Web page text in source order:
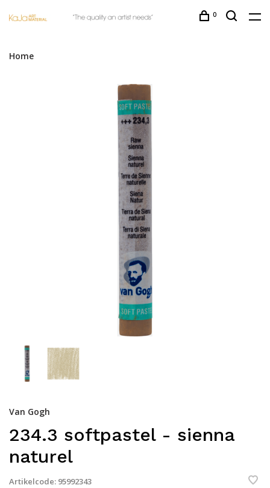
0
Home
Van Gogh
234.3 softpastel - sienna
naturel
Artikelcode: 95992343